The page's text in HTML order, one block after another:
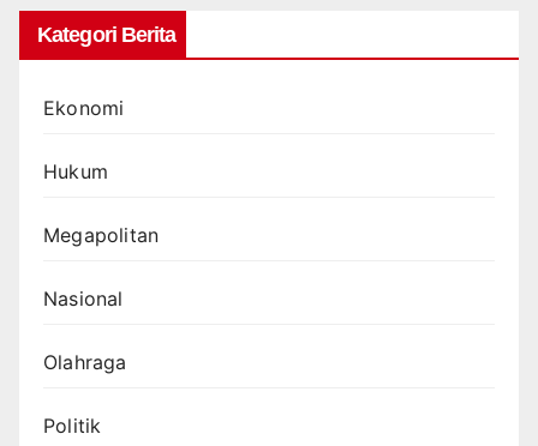
Kategori Berita
Ekonomi
Hukum
Megapolitan
Nasional
Olahraga
Politik